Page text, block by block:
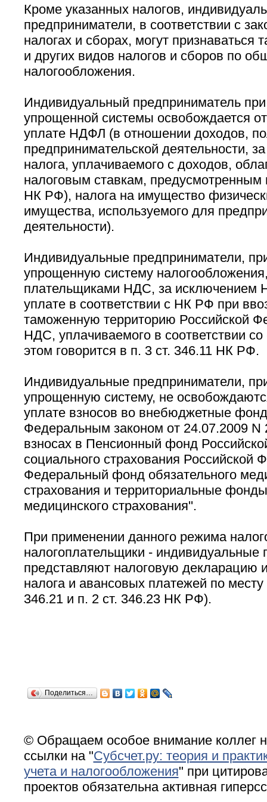
Кроме указанных налогов,
предприниматели, в соответствии с
налогах и сборах, могут признаваться
и других видов налогов и сборов по
налогообложения.
Индивидуальный предприниматель
упрощенной системы освобождается
уплате НДФЛ (в отношении доходов,
предпринимательской деятельности,
налога, уплачиваемого с доходов,
налоговым ставкам, предусмотренным
НК РФ), налога на имущество
имущества, используемого для
деятельности).
Индивидуальные предприниматели,
упрощенную систему
плательщиками НДС, за исключением
уплате в соответствии с НК РФ при
таможенную территорию Российской
НДС, уплачиваемого в соответствии
этом говорится в п. 3 ст. 346.11 НК РФ.
Индивидуальные предприниматели,
упрощенную систему, не
уплате взносов во внебюджетные
Федеральным законом от 24.07.2009
взносах в Пенсионный фонд
социального страхования Российской
Федеральный фонд обязательного
страхования и территориальные
медицинского страхования''.
При применении данного режима
налогоплательщики - индивидуальные
представляют налоговую декларацию
налога и авансовых платежей по месту
346.21 и п. 2 ст. 346.23 НК РФ).
Поделиться…
© Обращаем особое внимание коллег
ссылки на "Субсчет.ру: теория и
учета и налогообложения" при
проектов обязательна активная